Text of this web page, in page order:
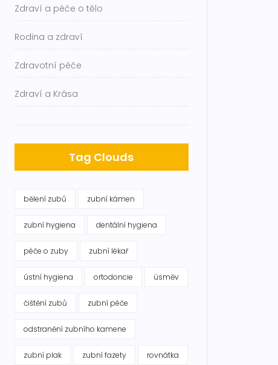
Zdraví a péče o tělo
Rodina a zdraví
Zdravotní péče
Zdraví a Krása
Tag Clouds
bělení zubů zubní kámen
zubní hygiena dentální hygiena
péče o zuby zubní lékař
ústní hygiena ortodoncie úsměv
čištění zubů zubní péče
odstranění zubního kamene
zubní plak zubní fazety rovnátka